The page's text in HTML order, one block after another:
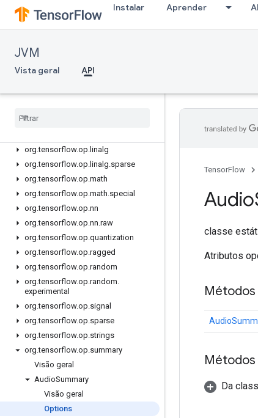
Instalar Aprender
JVM
Vista geral API
org.tensorflow.op.collective
org.tensorflow.op.core
org.tensorflow.op.data
org.tensorflow.op.data.experimental
org.tensorflow.op.distribute
org.
org.tensorflow.op. linalg
org.tensorflow.op. linalg.sparse
org.tensorflow.op.math
org.tensorflow.op.math.special
org.tensorflow.op.nn
org.tensorflow.op.nn.raw
org.tensorflow.op.quantization
org.tensorflow.op.ragged
org.tensorflow.op.random
org.tensorflow.op.random.
experimental
org.tensorflow.op.signal
org.tensorflow.op.sparse
org.tensorflow.op.strings
org.tensorflow.op.summary
Visão geral
AudioSummary
Visão geral
Options
TensorFlow
Audio
classe
Atributos
Métodos
Da